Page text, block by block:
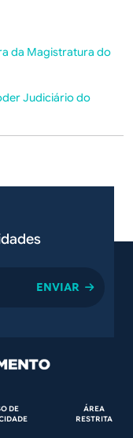
da Magistratura do
Judiciário do
DE
ÁREA
RESTRITA